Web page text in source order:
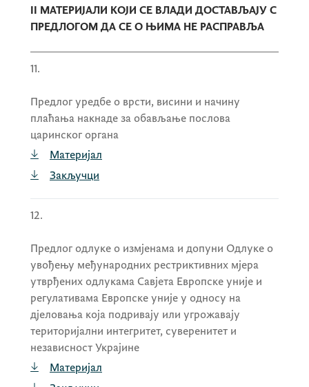
II МАТЕРИЈАЛИ КОЈИ СЕ ВЛАДИ ДОСТАВЉАЈУ С
ПРЕДЛОГОМ ДА СЕ О ЊИМА НЕ РАСПРАВЉА
11.
Предлог уредбе о врсти, висини и начину
плаћања накнаде за обављање послова
царинског органа
Материјал
Закључци
12.
Предлог одлуке о измјенама и допуни Одлуке о
увођењу међународних рестриктивних мјера
утврђених одлукама Савјета Европске уније и
регулативама Европске уније у односу на
дјеловања која подривају или угрожавају
територијални интегритет, суверенитет и
независност Украјине
Материјал